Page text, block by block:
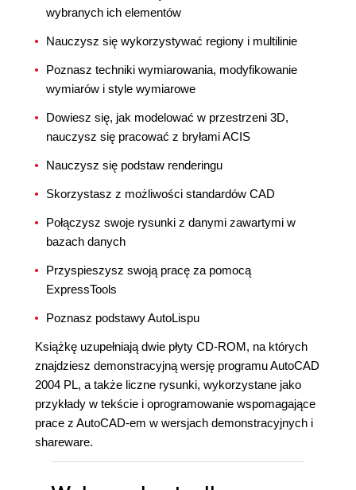
wybranych ich elementów
Nauczysz się wykorzystywać regiony i multilinie
Poznasz techniki wymiarowania, modyfikowanie
wymiarów i style wymiarowe
Dowiesz się, jak modelować w przestrzeni 3D,
nauczysz się pracować z bryłami ACIS
Nauczysz się podstaw renderingu
Skorzystasz z możliwości standardów CAD
Połączysz swoje rysunki z danymi zawartymi w
bazach danych
Przyspieszysz swoją pracę za pomocą
ExpressTools
Poznasz podstawy AutoLispu
Książkę uzupełniają dwie płyty CD-ROM, na których
znajdziesz demonstracyjną wersję programu AutoCAD
2004 PL, a także liczne rysunki, wykorzystane jako
przykłady w tekście i oprogramowanie wspomagające
prace z AutoCAD-em w wersjach demonstracyjnych i
shareware.